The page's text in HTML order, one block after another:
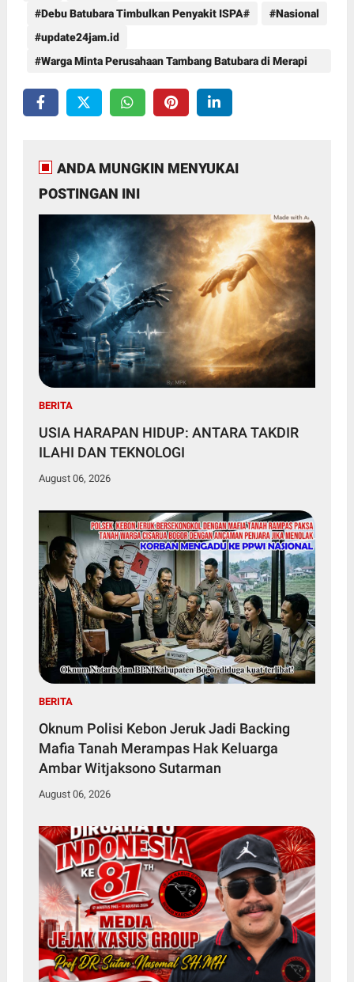
Debu Batubara Timbulkan Penyakit ISPA#
Nasional
update24jam.id
Warga Minta Perusahaan Tambang Batubara di Merapi
ANDA MUNGKIN MENYUKAI
POSTINGAN INI
BERITA
USIA HARAPAN HIDUP: ANTARA TAKDIR
ILAHI DAN TEKNOLOGI
August 06, 2026
BERITA
Oknum Polisi Kebon Jeruk Jadi Backing
Mafia Tanah Merampas Hak Keluarga
Ambar Witjaksono Sutarman
August 06, 2026